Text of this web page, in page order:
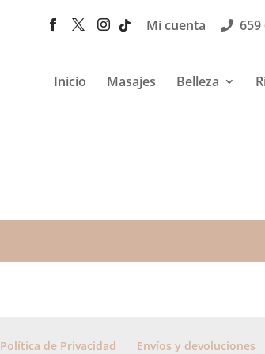
Mi cuenta 659
Inicio Masajes Belleza
Política de Privacidad Envíos y devoluciones